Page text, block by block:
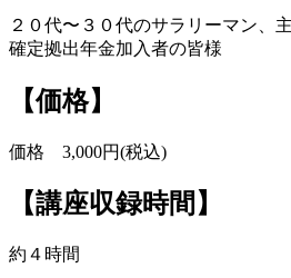
２０代〜３０代のサラリーマン、
確定拠出年金加入者の皆様
【価格】
価格 3,000円(税込)
【講座収録時間】
約４時間